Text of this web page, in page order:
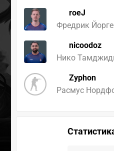
roeJ
Фредрик
nicoodoz
Нико
Zyphon
Расмус